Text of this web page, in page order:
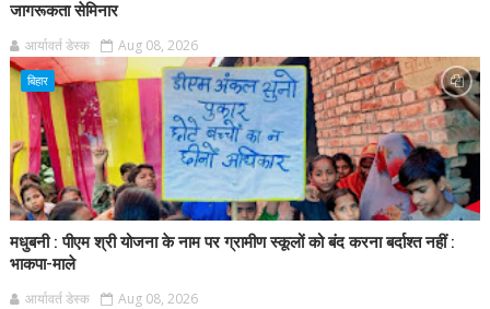
जागरूकता सेमिनार
आर्यावर्त डेस्क Aug 08, 2026
बिहार
मधुबनी : पीएम श्री योजना के नाम पर ग्रामीण स्कूलों को बंद करना बर्दाश्त नहीं :
भाकपा-माले
आर्यावर्त डेस्क Aug 08, 2026